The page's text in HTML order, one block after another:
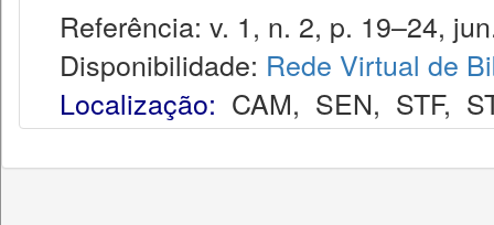
Referência: v. 1, n. 2, p. 19–24,
Disponibilidade: Rede Virtual de
Localização: CAM, SEN, STF,